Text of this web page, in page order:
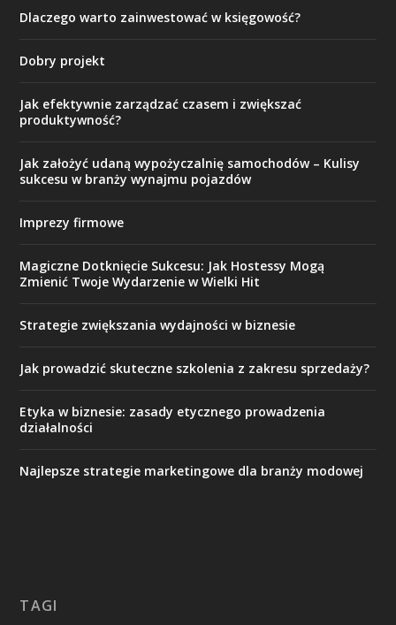
Dlaczego warto zainwestować w księgowość?
Dobry projekt
Jak efektywnie zarządzać czasem i zwiększać
produktywność?
Jak założyć udaną wypożyczalnię samochodów – Kulisy
sukcesu w branży wynajmu pojazdów
Imprezy firmowe
Magiczne Dotknięcie Sukcesu: Jak Hostessy Mogą
Zmienić Twoje Wydarzenie w Wielki Hit
Strategie zwiększania wydajności w biznesie
Jak prowadzić skuteczne szkolenia z zakresu sprzedaży?
Etyka w biznesie: zasady etycznego prowadzenia
działalności
Najlepsze strategie marketingowe dla branży modowej
TAGI